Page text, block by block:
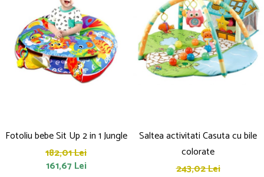
Fotoliu bebe Sit Up 2 in 1 Jungle
182,01 Lei
161,67 Lei
Saltea activitati Casuta cu bile
colorate
243,02 Lei